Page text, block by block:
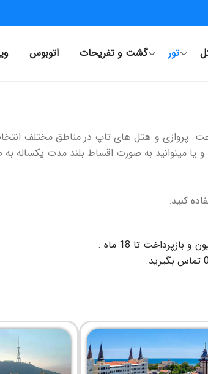
تور گشت و تفریحات اتوبوس
پروازی و هتل های تاپ در مناطق مختلف
یا میتوانید به صورت اقساط بلند مدت
کنید: